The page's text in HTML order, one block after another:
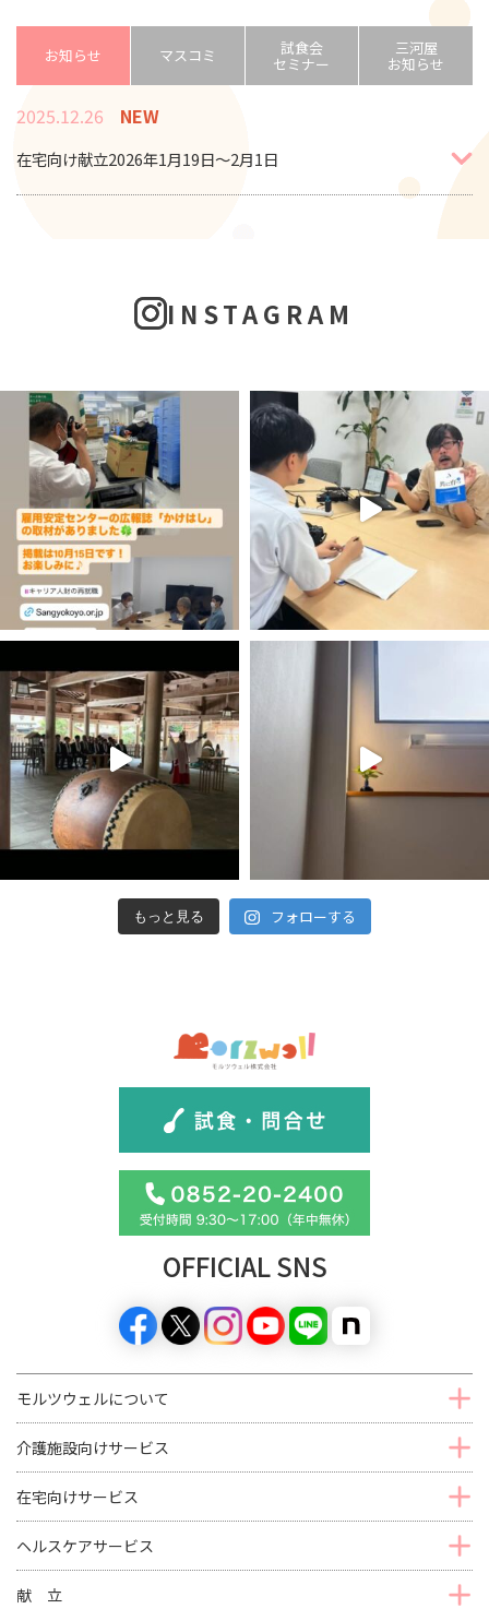
お知らせ マスコミ 試食会
セミナー
三河屋
お知らせ
2025.12.26 NEW
在宅向け献立2026年1月19日～2月1日
INSTAGRAM
もっと見る フォローする
OFFICIAL SNS
モルツウェルについて
介護施設向けサービス
在宅向けサービス
ヘルスケアサービス
献 立